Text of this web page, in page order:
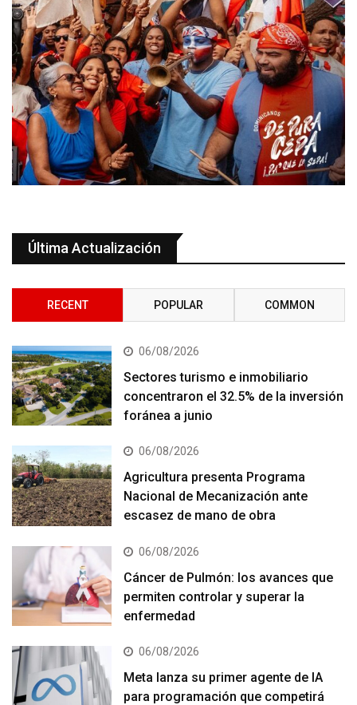
Última Actualización
RECENT POPULAR COMMON
06/08/2026
Sectores turismo e inmobiliario
concentraron el 32.5% de la inversión
foránea a junio
06/08/2026
Agricultura presenta Programa
Nacional de Mecanización ante
escasez de mano de obra
06/08/2026
Cáncer de Pulmón: los avances que
permiten controlar y superar la
enfermedad
06/08/2026
Meta lanza su primer agente de IA
para programación que competirá